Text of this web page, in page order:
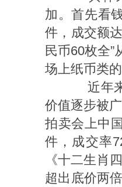
加。首先看
件，成交额
民币60枚全
场上纸币类
近年来
价值逐步被
拍卖会上中
件，成交率
《十二生肖
超出底价两